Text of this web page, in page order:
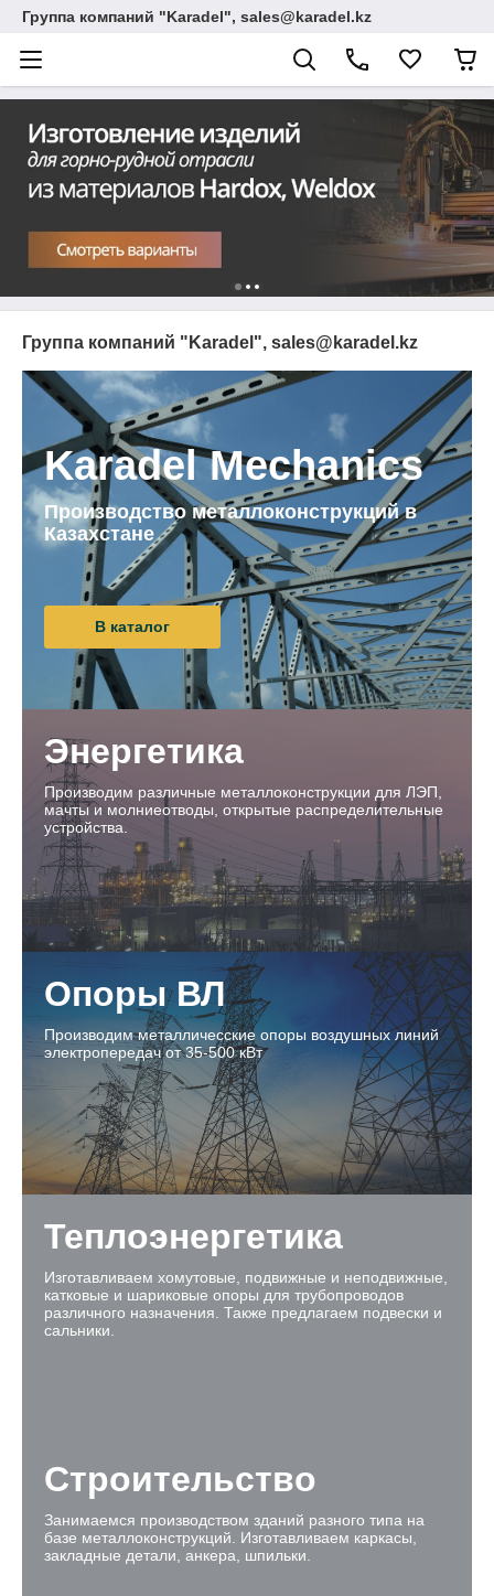
Группа компаний "Karadel", sales@karadel.kz
Группа компаний "Karadel", sales@karadel.kz
Karadel Mechanics
Производство металлоконструкций в
Казахстане
В каталог
Энергетика
Производим различные металлоконструкции для ЛЭП,
мачты и молниеотводы, открытые распределительные
устройства.
Опоры ВЛ
Производим металличесские опоры воздушных линий
электропередач от 35-500 кВт
Теплоэнергетика
Изготавливаем хомутовые, подвижные и неподвижные,
катковые и шариковые опоры для трубопроводов
различного назначения. Также предлагаем подвески и
сальники.
Строительство
Занимаемся производством зданий разного типа на
базе металлоконструкций. Изготавливаем каркасы,
закладные детали, анкера, шпильки.